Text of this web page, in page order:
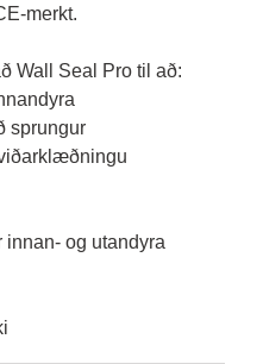
merkt.
Wall Seal Pro til að:
sprungur
innan- og utandyra